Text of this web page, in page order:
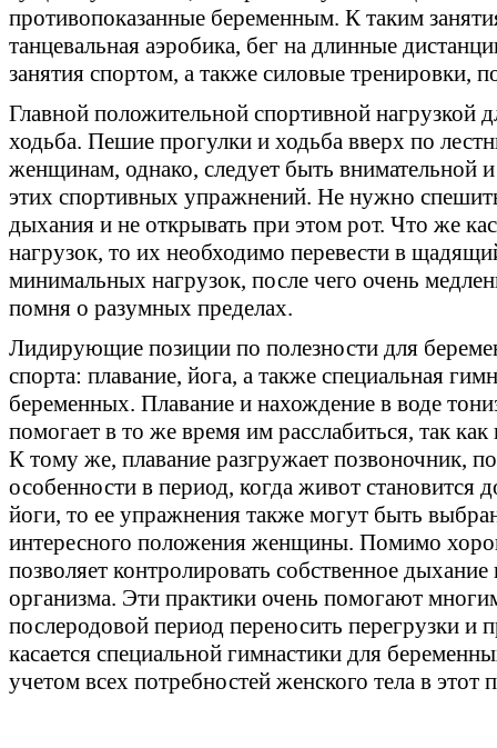
противопоказанные беременным. К таким
танцевальная аэробика, бег на длинные
занятия спортом, а также силовые тренировки,
Главной положительной спортивной нагрузкой
ходьба. Пешие прогулки и ходьба вверх по
женщинам, однако, следует быть внимательной
этих спортивных упражнений. Не нужно
дыхания и не открывать при этом рот. Что же
нагрузок, то их необходимо перевести в
минимальных нагрузок, после чего очень
помня о разумных пределах.
Лидирующие позиции по полезности для
спорта: плавание, йога, а также специальная
беременных. Плавание и нахождение в воде
помогает в то же время им расслабиться, так
К тому же, плавание разгружает позвоночник,
особенности в период, когда живот становится
йоги, то ее упражнения также могут быть
интересного положения женщины. Помимо
позволяет контролировать собственное дыхание
организма. Эти практики очень помогают
послеродовой период переносить перегрузки и
касается специальной гимнастики для
учетом всех потребностей женского тела в этот